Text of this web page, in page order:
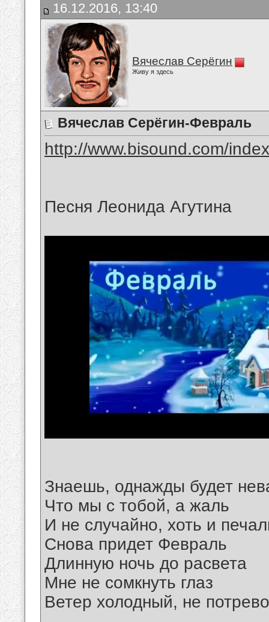
16.12.2016, 13:40
Вячеслав Серёгин
Живу я здесь
Вячеслав Серёгин-Февраль
http://www.bisound.com/
Песня Леонида Агутина
Знаешь, однажды будет
Что мы с тобой, а жаль
И не случайно, хоть и
Снова придет Февраль
Длинную ночь до расвета
Мне не сомкнуть глаз
Ветер холодный, не